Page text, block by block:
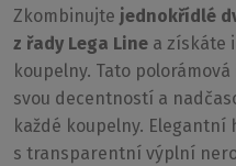
Zkombinujte jednokřídlé
z řady Lega Line a získáte
koupelny. Tato
svou decentností a
každé koupelny.
s transparentní výplní